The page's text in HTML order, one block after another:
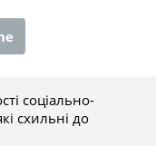
соціально-
схильні до